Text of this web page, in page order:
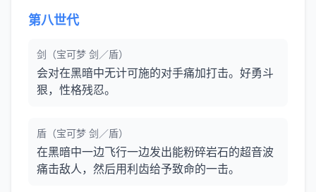
第八世代
剑（宝可梦 剑／盾）
会对在黑暗中无计可施的对手痛加打击。好勇斗
狠，性格残忍。
盾（宝可梦 剑／盾）
在黑暗中一边飞行一边发出能粉碎岩石的超音波
痛击敌人，然后用利齿给予致命的一击。